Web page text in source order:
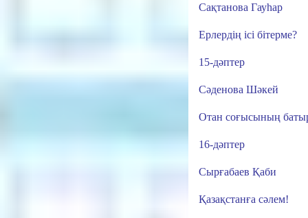
Сақтанова Гауһар
Ерлердің ісі бітерме?
15-дәптер
Сәденова Шәкей
Отан соғысының
16-дәптер
Сырғабаев Қаби
Қазақстанға сәлем!